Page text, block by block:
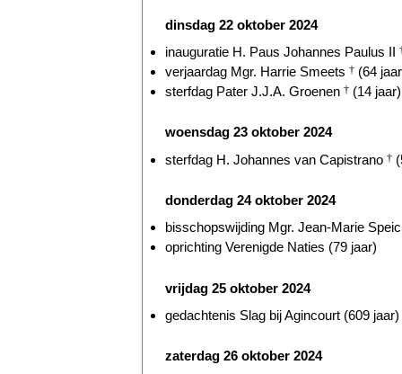
dinsdag 22 oktober 2024
inauguratie H. Paus Johannes Paulus II
verjaardag Mgr. Harrie Smeets † (64
sterfdag Pater J.J.A. Groenen † (14 jaar)
woensdag 23 oktober 2024
sterfdag H. Johannes van Capistrano †
donderdag 24 oktober 2024
bisschopswijding Mgr. Jean-Marie
oprichting Verenigde Naties (79 jaar)
vrijdag 25 oktober 2024
gedachtenis Slag bij Agincourt (609 jaar)
zaterdag 26 oktober 2024